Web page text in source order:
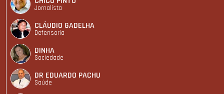
Jornalista
CLÁUDIO GADELHA
Defensoria
DINHA
Sociedade
DR EDUARDO PACHU
Saúde